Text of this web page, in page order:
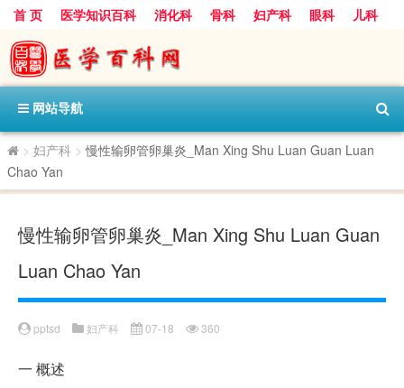
首 页 医学知识百科 消化科 骨科 妇产科 眼科
儿科
心血管病科
呼吸科 神经科
内分泌科
口腔科
网站导航
> 妇产科 > 慢性输卵管卵巢炎_Man Xing Shu Luan Guan Luan
Chao Yan
慢性输卵管卵巢炎_Man Xing Shu Luan Guan
Luan Chao Yan
pptsd 妇产科 07-18 360
一 概述